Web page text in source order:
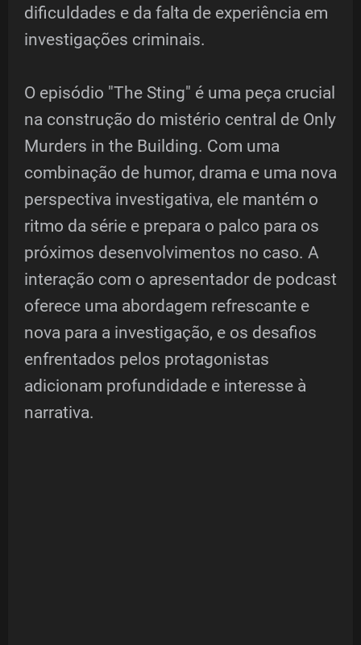
dificuldades e da falta de experiência em
investigações criminais.
O episódio "The Sting" é uma peça crucial
na construção do mistério central de Only
Murders in the Building. Com uma
combinação de humor, drama e uma nova
perspectiva investigativa, ele mantém o
ritmo da série e prepara o palco para os
próximos desenvolvimentos no caso. A
interação com o apresentador de podcast
oferece uma abordagem refrescante e
nova para a investigação, e os desafios
enfrentados pelos protagonistas
adicionam profundidade e interesse à
narrativa.